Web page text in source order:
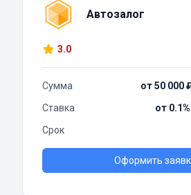
Автозалог
3.0
Сумма
от 50 000
Ставка
от
Срок
Оформить